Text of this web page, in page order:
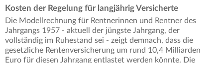
Kosten der Regelung für langjährig Versicherte
Die Modellrechnung für Rentnerinnen und Rentner des
Jahrgangs 1957 - aktuell der jüngste Jahrgang, der
vollständig im Ruhestand sei - zeigt demnach, dass die
gesetzliche Rentenversicherung um rund 10,4 Milliarden
Euro für diesen Jahrgang entlastet werden könnte. Die